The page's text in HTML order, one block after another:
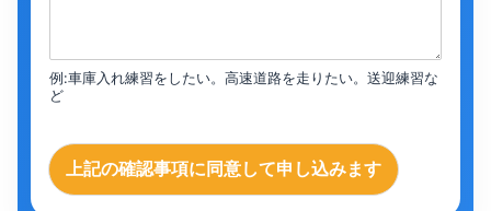
例:車庫入れ練習をしたい。高速道路を走りたい。送迎練習な
ど
上記の確認事項に同意して申し込みます